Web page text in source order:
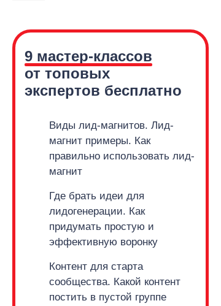
9 мастер-классов
от топовых
экспертов бесплатно
Виды лид-магнитов. Лид-
магнит примеры. Как
правильно использовать лид-
магнит
Где брать идеи для
лидогенерации. Как
придумать простую и
эффективную воронку
Контент для старта
сообщества. Какой контент
постить в пустой группе